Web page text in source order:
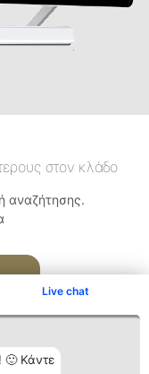
Live chat
🙂 Κάντε
στον κλάδο
αναζήτησης.